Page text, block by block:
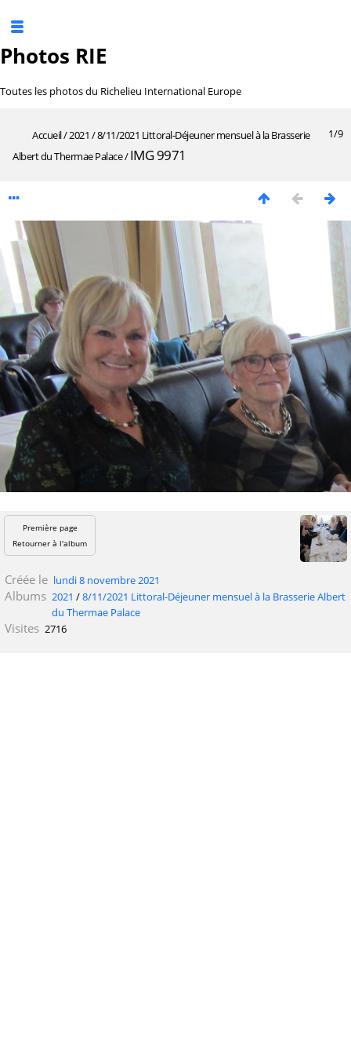
Photos RIE
Toutes les photos du Richelieu International Europe
1/9
Accueil/2021 /8/11/2021 Littoral-Déjeuner mensuel à la Brasserie
Albert du Thermae Palace/IMG 9971
Première page
Retourner à l'album
Créée le lundi 8 novembre 2021
Albums 2021 /8/11/2021 Littoral-Déjeuner mensuel à la Brasserie Albert
du Thermae Palace
Visites 2716